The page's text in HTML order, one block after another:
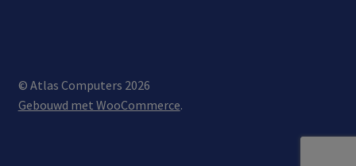
© Atlas Computers 2026
Gebouwd met WooCommerce.